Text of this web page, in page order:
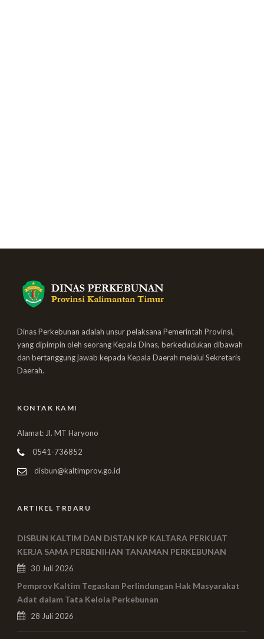
Dinas Perkebunan adalah unsur pelaksana Pemerintah Provinsi,
yang dipimpin oleh seorang Kepala Dinas, berkedudukan dibawah
dan bertanggung jawab kepada Kepala Daerah melalui Sekretaris
Daerah.
KONTAK KAMI
Alamat: Jl. MT Haryono
0541-736852
disbun@kaltimprov.go.id
ARTIKEL TRBARU
DISBUN KALTIM DAN DISTAN KP KALTARA PERKUAT
KERJA SAMA PERBENIHAN TANAMAN PERKEBUNAN
30 Juli 2026
Pemprov Kaltim Tegaskan Perlindungan Hak Masyarakat
Adat dalam Tata Kelola Perkebunan
28 Juli 2026